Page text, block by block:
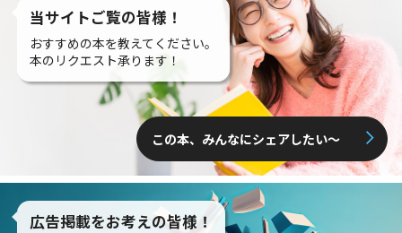
当サイトご覧の皆様！
おすすめの本を教えてください。
本のリクエスト承ります！
この本、みんなにシェアしたい〜
広告掲載をお考えの皆様！